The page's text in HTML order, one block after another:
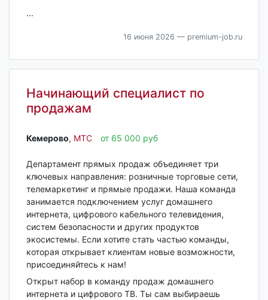
...
16 июня 2026 — premium-job.ru
Начинающий специалист по
продажам
Кемерово‎, МТС от 65 000 руб
Департамент прямых продаж объединяет три
ключевых направления: розничные торговые сети,
телемаркетинг и прямые продажи. Наша команда
занимается подключением услуг домашнего
интернета, цифрового кабельного телевидения,
систем безопасности и других продуктов
экосистемы. Если хотите стать частью команды,
которая открывает клиентам новые возможности,
присоединяйтесь к нам!
Открыт набор в команду продаж домашнего
интернета и цифрового ТВ. Ты сам выбираешь